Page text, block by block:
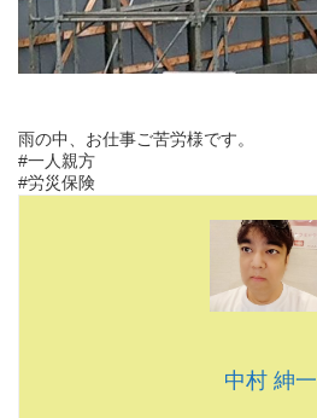
雨の中、お仕事ご苦労様です。
#一人親方
#労災保険
中村 紳一